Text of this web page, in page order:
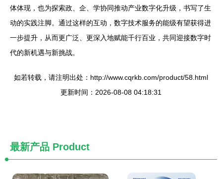
体体现，也为探索政、企、学协同推动产业数字化升级，书写了生
动的实践注脚。通过这样的互动，数字技术服务的能级有望获得进
一步提升，从而更广泛、更深入地赋能千行百业，共同迎接数字时
代的新机遇与新挑战。
如若转载，请注明出处：http://www.cqrkb.com/product/58.html
更新时间：2026-08-08 04:18:31
最新产品 Product